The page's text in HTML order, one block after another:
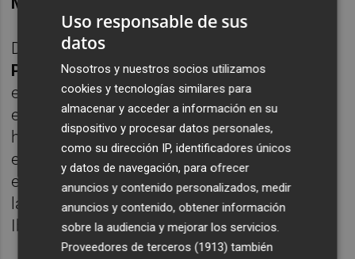
De su lado,el consejero delegado de
Prosegur Cash, Antonio Lasanta, ha
enfatizado que el acuerdo entre ambas
empresas se basa en una "alianza natural", y
ha mostrado su interés por empezar a
entregar los mejores servicios de
externalización para cajeros automáticos a
las instituciones financieras de
Iberoamérica.
Uso responsable de sus
datos
Nosotros y nuestros socios utilizamos
cookies y tecnologías similares para
almacenar y acceder a información en su
dispositivo y procesar datos personales,
como su dirección IP, identificadores únicos
y datos de navegación, para ofrecer
anuncios y contenido personalizados, medir
anuncios y contenido, obtener información
sobre la audiencia y mejorar los servicios.
Proveedores de terceros (1913) también